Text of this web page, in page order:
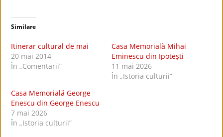
Similare
Itinerar cultural de mai
20 mai 2014
În „Comentarii”
Casa Memorială Mihai
Eminescu din Ipotești
11 mai 2026
În „Istoria culturii”
Casa Memorială George
Enescu din George Enescu
7 mai 2026
În „Istoria culturii”